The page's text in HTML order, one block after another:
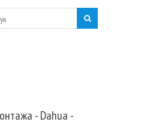
- Dahua -